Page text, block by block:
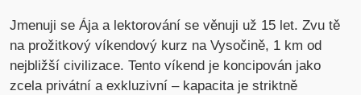
Jmenuji se Ája a lektorování se věnuji už 15 let. Zvu tě
na prožitkový víkendový kurz na Vysočině, 1 km od
nejbližší civilizace. Tento víkend je koncipován jako
zcela privátní a exkluzivní – kapacita je striktně